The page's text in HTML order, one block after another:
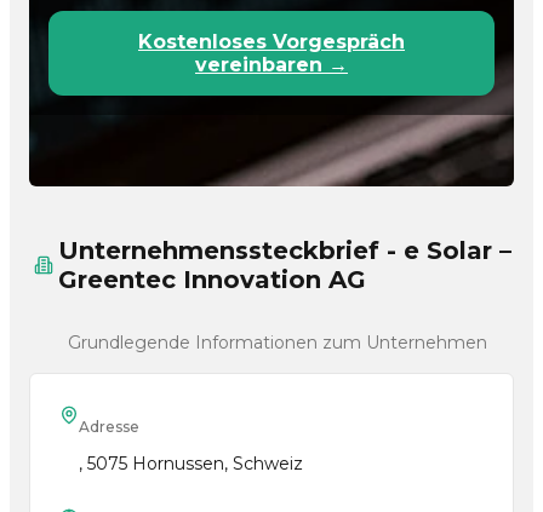
Kostenloses Vorgespräch
vereinbaren →
Unternehmenssteckbrief - e Solar –
Greentec Innovation AG
Grundlegende Informationen zum Unternehmen
Adresse
, 5075 Hornussen, Schweiz